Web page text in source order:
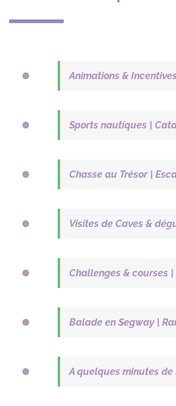
Animations &
Sports nautiques |
Chasse au Trésor |
Visites de Caves &
Challenges & courses
Balade en Segway |
A quelques minutes